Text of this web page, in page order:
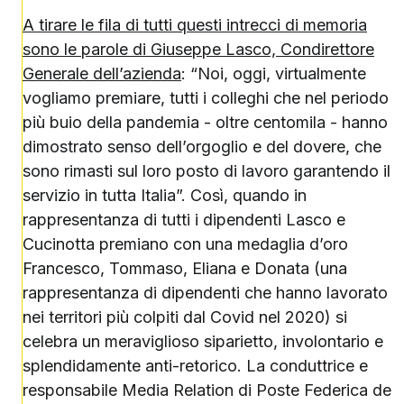
A tirare le fila di tutti questi intrecci di memoria
sono le parole di Giuseppe Lasco, Condirettore
Generale dell’azienda: “Noi, oggi, virtualmente
vogliamo premiare, tutti i colleghi che nel periodo
più buio della pandemia - oltre centomila - hanno
dimostrato senso dell’orgoglio e del dovere, che
sono rimasti sul loro posto di lavoro garantendo il
servizio in tutta Italia”. Così, quando in
rappresentanza di tutti i dipendenti Lasco e
Cucinotta premiano con una medaglia d’oro
Francesco, Tommaso, Eliana e Donata (una
rappresentanza di dipendenti che hanno lavorato
nei territori più colpiti dal Covid nel 2020) si
celebra un meraviglioso siparietto, involontario e
splendidamente anti-retorico. La conduttrice e
responsabile Media Relation di Poste Federica de